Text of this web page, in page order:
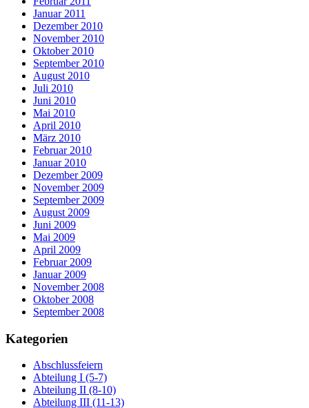
Januar 2011
Dezember 2010
November 2010
Oktober 2010
September 2010
August 2010
Juli 2010
Juni 2010
Mai 2010
April 2010
März 2010
Februar 2010
Januar 2010
Dezember 2009
November 2009
September 2009
August 2009
Juni 2009
Mai 2009
April 2009
Februar 2009
Januar 2009
November 2008
Oktober 2008
September 2008
Kategorien
Abschlussfeiern
Abteilung I (5-7)
Abteilung II (8-10)
Abteilung III (11-13)